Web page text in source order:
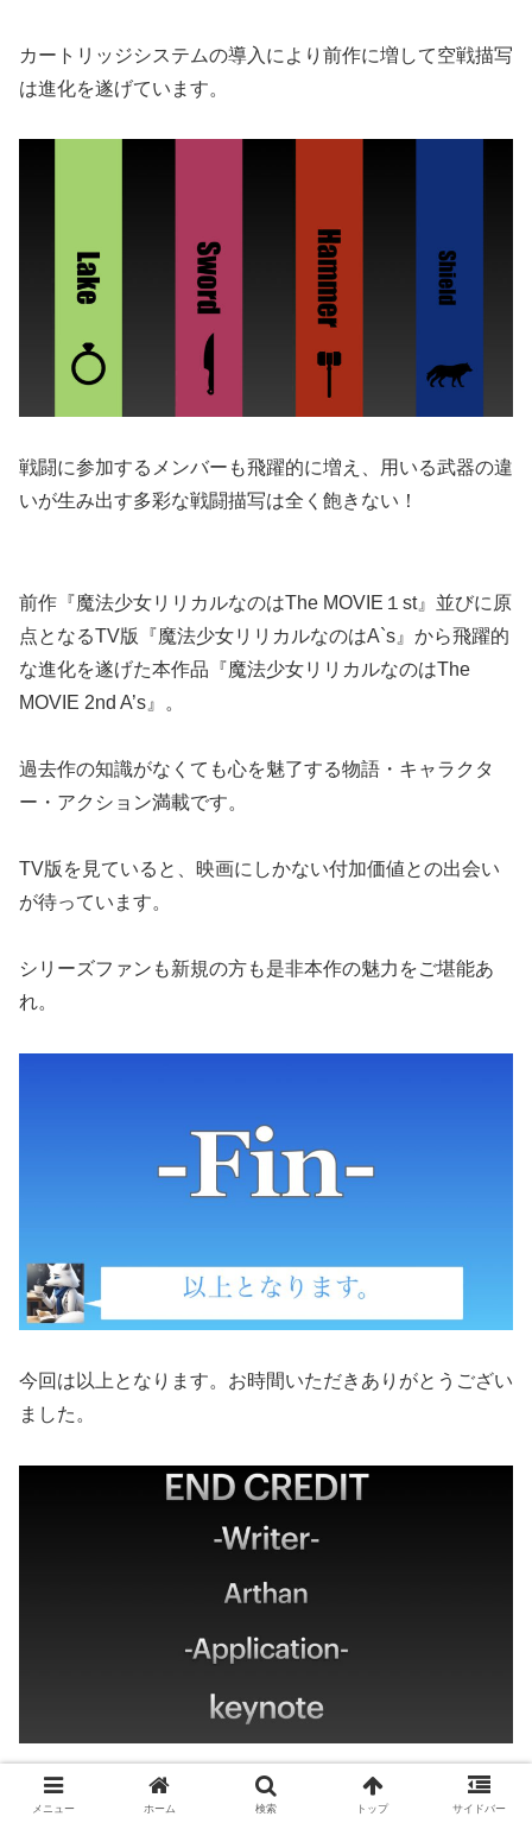
カートリッジシステムの導入により前作に増して空戦描写
は進化を遂げています。
戦闘に参加するメンバーも飛躍的に増え、用いる武器の違
いが生み出す多彩な戦闘描写は全く飽きない！
前作『魔法少女リリカルなのはThe MOVIE１st』並びに原
点となるTV版『魔法少女リリカルなのはA`s』から飛躍的
な進化を遂げた本作品『魔法少女リリカルなのはThe
MOVIE 2nd A’s』。
過去作の知識がなくても心を魅了する物語・キャラクタ
ー・アクション満載です。
TV版を見ていると、映画にしかない付加価値との出会い
が待っています。
シリーズファンも新規の方も是非本作の魅力をご堪能あ
れ。
今回は以上となります。お時間いただきありがとうござい
ました。
メニュー ホーム 検索 トップ サイドバー